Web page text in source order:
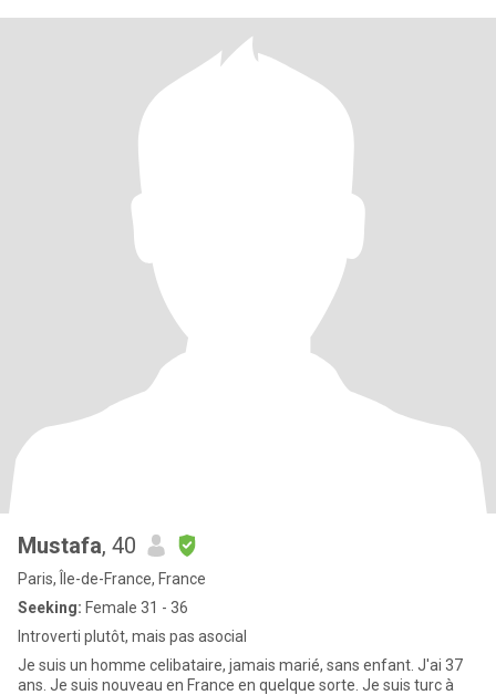
Mustafa, 40
Paris, Île-de-France, France
Seeking: Female 31 - 36
Introverti plutôt, mais pas asocial
Je suis un homme celibataire, jamais marié, sans enfant. J'ai 37
ans. Je suis nouveau en France en quelque sorte. Je suis turc à